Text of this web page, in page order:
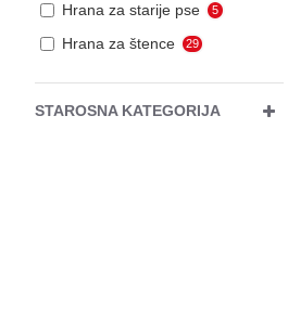
STAROSNA KATEGORIJA
Hrana za starije pse 5
Hrana za štence 29